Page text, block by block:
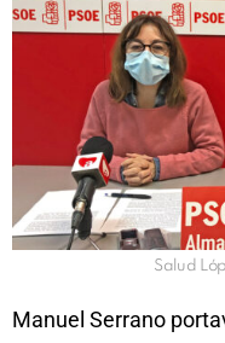
Salud
Manuel Serrano